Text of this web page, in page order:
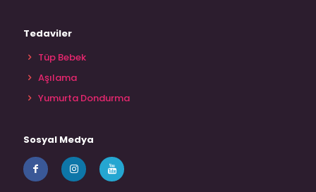
Tedaviler
Tüp Bebek
Aşılama
Yumurta Dondurma
Sosyal Medya